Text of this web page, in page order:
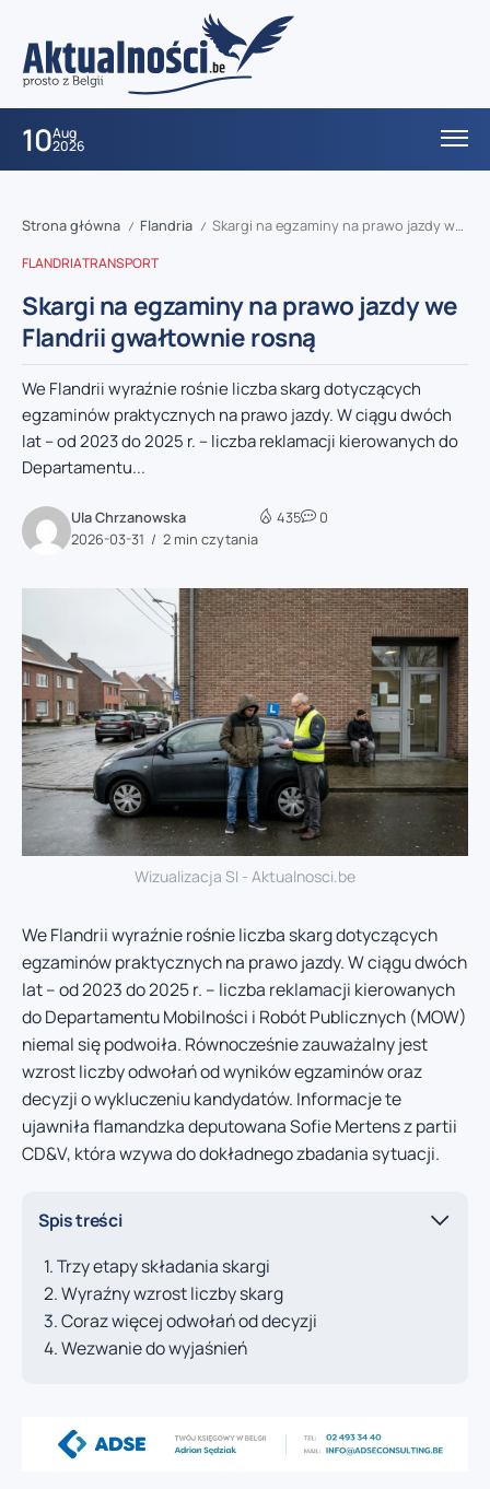
10Aug
2026
Strona główna / Flandria / Skargi na egzaminy na prawo jazdy we Flandrii gwałtownie rosną
FLANDRIATRANSPORT
Skargi na egzaminy na prawo jazdy we
Flandrii gwałtownie rosną
We Flandrii wyraźnie rośnie liczba skarg dotyczących
egzaminów praktycznych na prawo jazdy. W ciągu dwóch
lat – od 2023 do 2025 r. – liczba reklamacji kierowanych do
Departamentu...
Ula Chrzanowska
2026-03-31
2 min czytania
435 0
Wizualizacja SI - Aktualnosci.be
We Flandrii wyraźnie rośnie liczba skarg dotyczących
egzaminów praktycznych na prawo jazdy. W ciągu dwóch
lat – od 2023 do 2025 r. – liczba reklamacji kierowanych
do Departamentu Mobilności i Robót Publicznych (MOW)
niemal się podwoiła. Równocześnie zauważalny jest
wzrost liczby odwołań od wyników egzaminów oraz
decyzji o wykluczeniu kandydatów. Informacje te
ujawniła flamandzka deputowana Sofie Mertens z partii
CD&V, która wzywa do dokładnego zbadania sytuacji.
Spis treści
Trzy etapy składania skargi
Wyraźny wzrost liczby skarg
Coraz więcej odwołań od decyzji
Wezwanie do wyjaśnień